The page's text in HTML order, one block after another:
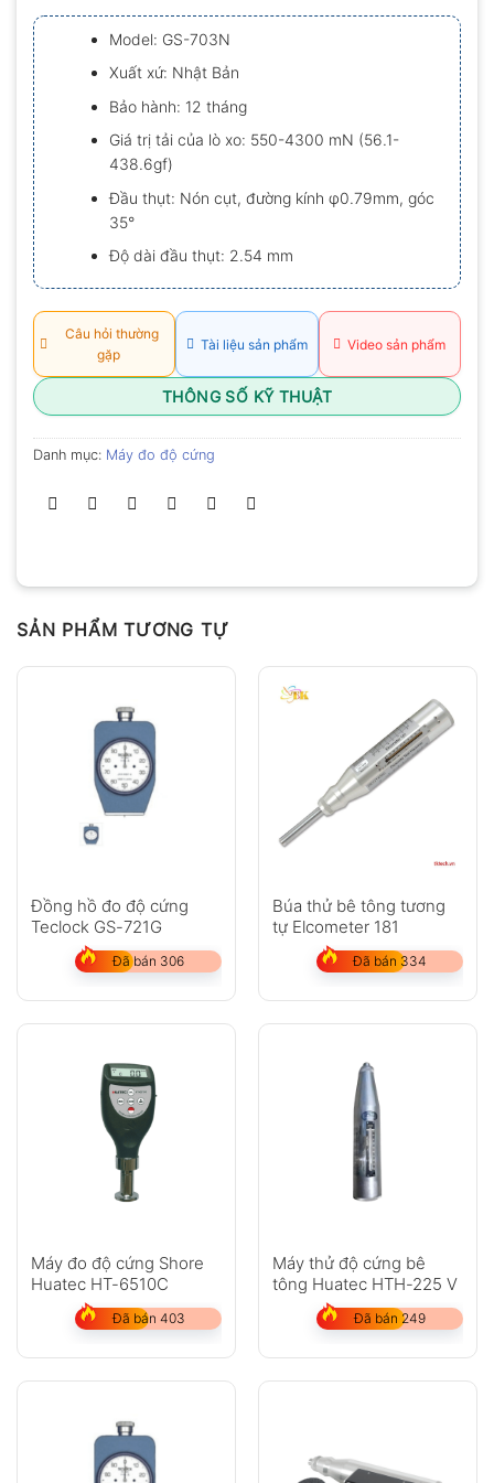
xếp
hạng
0.0
5
sao
Model: GS-703N
Xuất xứ: Nhật Bản
Bảo hành: 12 tháng
Giá trị tải của lò xo: 550-4300 mN (56.1-
438.6gf)
Đầu thụt: Nón cụt, đường kính φ0.79mm, góc
35°
Độ dài đầu thụt: 2.54 mm
Câu hỏi thường
gặp
Tài liệu sản phẩm Video sản phẩm
THÔNG SỐ KỸ THUẬT
Danh mục: Máy đo độ cứng
SẢN PHẨM TƯƠNG TỰ
Đồng hồ đo độ cứng
Teclock GS-721G
Đã bán 306
Búa thử bê tông tương
tự Elcometer 181
Đã bán 334
Máy đo độ cứng Shore
Huatec HT-6510C
Đã bán 403
Máy thử độ cứng bê
tông Huatec HTH-225 V
Đã bán 249